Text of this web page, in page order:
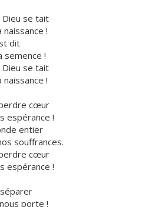
Dieu se tait
!
dit
semence !
Dieu se tait
!
cœur
espérance !
entier
souffrances.
cœur
espérance !
porte !